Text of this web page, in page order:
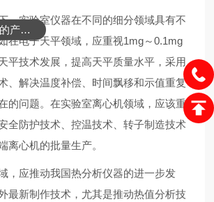
，实验室仪器在不同的细分领域具有不
在电子天平领域，应重视1mg～0.1mg
平技术发展，提高天平质量水平，采用
、解决温度补偿、时间飘移和示值重复
的问题。在实验室离心机领域，应该重
全防护技术、控温技术、转子制造技术
离心机的批量生产。
，应推动我国热分析仪器的进一步发
最新制作技术，尤其是推动热值分析技
可以介绍下你们的产品么？